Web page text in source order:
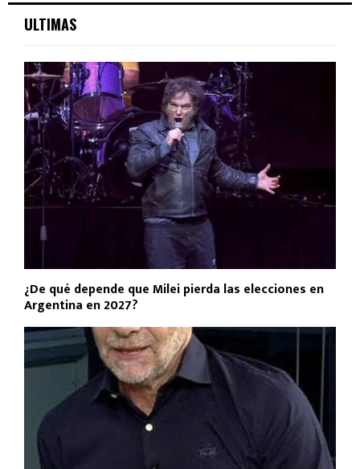
ULTIMAS
¿De qué depende que Milei pierda las elecciones en
Argentina en 2027?